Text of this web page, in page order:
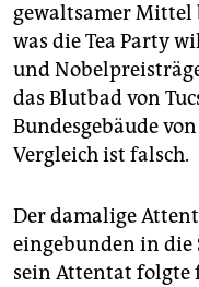
gewaltsamer Mittel
was die Tea Party
und
das Blutbad von
Bundesgebäude
Vergleich ist falsch.
Der damalige
eingebunden in
sein Attentat folgte